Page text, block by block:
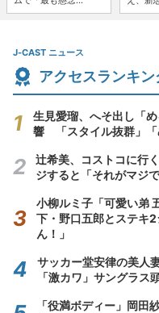
J-CAST ニュース
アクセスランキン
生見愛瑠、へそ出し「
響 「スタイル抜群」「
辻希美、コストコに行
ジすると「それがマジ
小柳ルミ子「可愛い弟
下・野口五郎とステキ
ん！」
サッカー堂安律の美人
「激カワ」サングラ
「役満ボディー」岡田